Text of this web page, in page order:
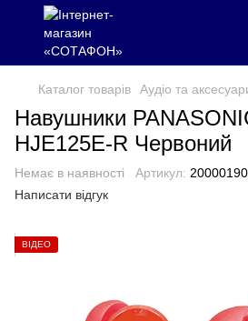
Каталог товарів Аудіо та
Навушники
HJE125E-R Червоний
Немає в наявності Артикул:
Написати відгук
ВІДЕО